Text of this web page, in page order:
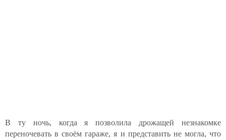
В ту ночь, когда я позволила дрожащей незнакомке
переночевать в своём гараже, я и представить не могла, что